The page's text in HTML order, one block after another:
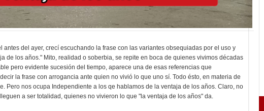
del ayer, crecí escuchando la frase con las variantes obsequiadas por el uso y
de los años." Mito, realidad o soberbia, se repite en boca de quienes vivimos décadas
pero evidente sucesión del tiempo, aparece una de esas referencias que
la frase con arrogancia ante quien no vivió lo que uno sí. Todo ésto, en materia de
Pero nos ocupa Independiente a los qe hablamos de la ventaja de los años. Claro, no
a ser totalidad, quienes no vivieron lo que "la ventaja de los años" da.